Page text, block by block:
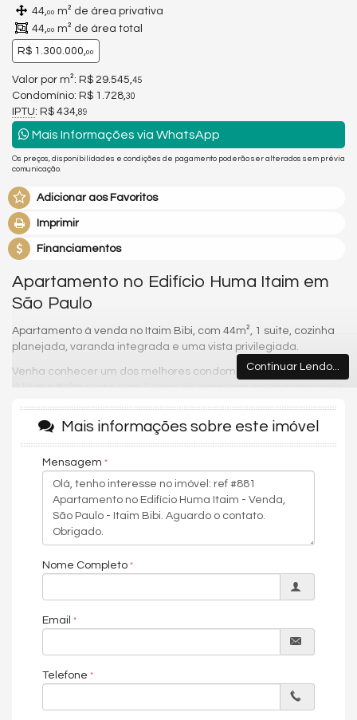
44,00 m² de área privativa
44,00 m² de área total
R$ 1.300.000,00
Valor por m²: R$ 29.545, 45
Condomínio: R$ 1.728, 30
IPTU: R$ 434, 89
Mais Informações via WhatsApp
Os preços, disponibilidades e condições de pagamento poderão ser alterados sem prévia
comunicação.
Adicionar aos Favoritos
Imprimir
Financiamentos
Apartamento no Edifício Huma Itaim em
São Paulo
Apartamento à venda no Itaim Bibi, com 44m², 1 suite, cozinha
planejada, varanda integrada e uma vista privilegiada.
Venha conhecer um dos melhores condomínios da região.
O Huma Itaim
conta com 1 vaga de garagem, piscina aquecida
cidade, lavanderia coletiva, quadra de squash, sauna úmida e
seca, SPA, concierge bilíngue, piscina no rooftop, horta
mini mercado e segurança com monitoramento 24 horas.
O apartamento está localizado a poucos minutos das principais
vias do Itaim Bibi, são elas: Marginal Pinheiros, Avenida Faria
Lima e Avenida Cidade Jardim, além de oferecer diversas
opções de serviços e lazer, como shoppings, restaurantes,
Shopping JK Iguatemi, Estação de Metrô Faria Lima e Jurassic
Condições de pagamento: À vista ou financiamento.
Home Office
Cozinha
Continuar Lendo...
Mais informações sobre este imóvel
Mensagem
Nome Completo
Email
Telefone